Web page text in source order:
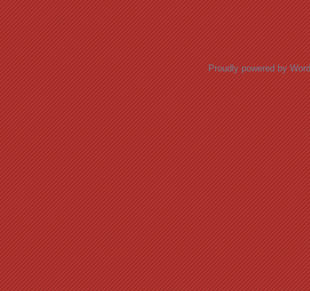
Proudly powered by